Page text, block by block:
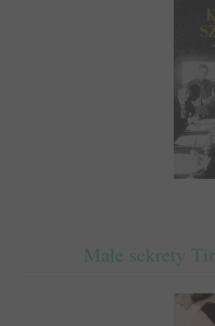
Małe sekrety